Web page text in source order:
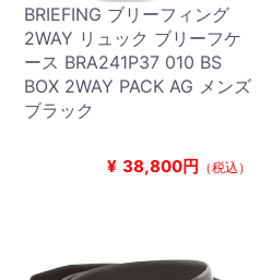
BRIEFING ブリーフィング
2WAY リュック ブリーフケ
ース BRA241P37 010 BS
BOX 2WAY PACK AG メンズ
ブラック
¥ 38,800円 （税込）